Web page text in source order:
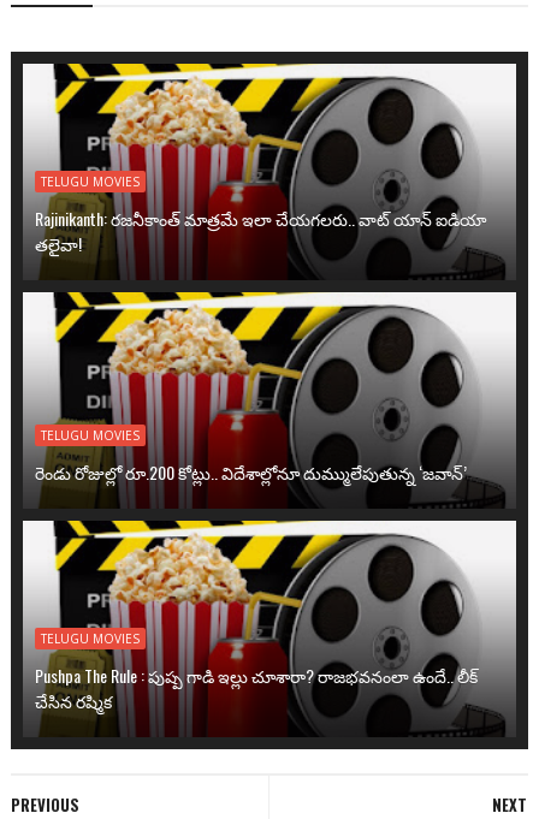
TELUGU MOVIES
Rajinikanth: రజనీకాంత్ మాత్రమే ఇలా చేయగలరు.. వాట్ యాన్ ఐడియా
తలైవా!
TELUGU MOVIES
రెండు రోజుల్లో రూ.200 కోట్లు.. విదేశాల్లోనూ దుమ్ములేపుతున్న ‘జవాన్’
TELUGU MOVIES
Pushpa The Rule : పుష్ప గాడి ఇల్లు చూశారా? రాజభవనంలా ఉందే.. లీక్
చేసిన రష్మిక
NEXT
PREVIOUS